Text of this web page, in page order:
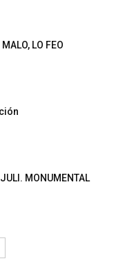
LO FEO
MONUMENTAL